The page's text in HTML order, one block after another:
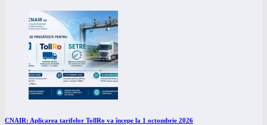
CNAIR: Aplicarea tarifelor TollRo va începe la 1 octombrie 2026